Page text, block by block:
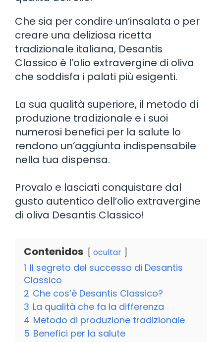
Che sia per condire un’insalata o per
creare una deliziosa ricetta
tradizionale italiana, Desantis
Classico è l’olio extravergine di oliva
che soddisfa i palati più esigenti.
La sua qualità superiore, il metodo di
produzione tradizionale e i suoi
numerosi benefici per la salute lo
rendono un’aggiunta indispensabile
nella tua dispensa.
Provalo e lasciati conquistare dal
gusto autentico dell’olio extravergine
di oliva Desantis Classico!
Contenidos ocultar
1 Il segreto del successo di Desantis
Classico
2 Che cos’è Desantis Classico?
3 La qualità che fa la differenza
4 Metodo di produzione tradizionale
5 Benefici per la salute